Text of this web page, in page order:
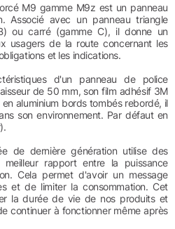
M9 gamme M9z est un panneau
Associé avec un panneau triangle
ou carré (gamme C), il donne un
usagers de la route concernant les
et les indications.
d'un panneau de police
de 50 mm, son film adhésif 3M
aluminium bords tombés rebordé, il
son environnement. Par défaut en
de dernière génération utilise des
rapport entre la puissance
Cela permet d'avoir un message
et de limiter la consommation. Cet
la durée de vie de nos produits et
continuer à fonctionner même après